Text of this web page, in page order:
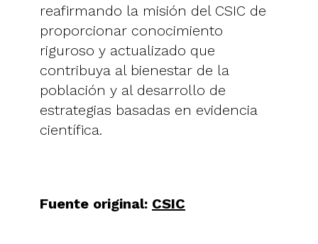
reafirmando la misión del CSIC de
proporcionar conocimiento
riguroso y actualizado que
contribuya al bienestar de la
población y al desarrollo de
estrategias basadas en evidencia
científica.
Fuente original: CSIC